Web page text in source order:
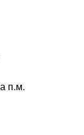
п.м.